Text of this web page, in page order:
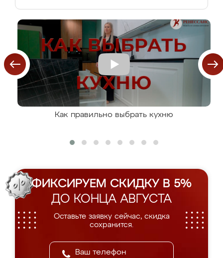
Как правильно выбрать кухню
ФИКСИРУЕМ СКИДКУ В 5%
ДО КОНЦА АВГУСТА
Оставьте заявку сейчас, скидка
сохранится.